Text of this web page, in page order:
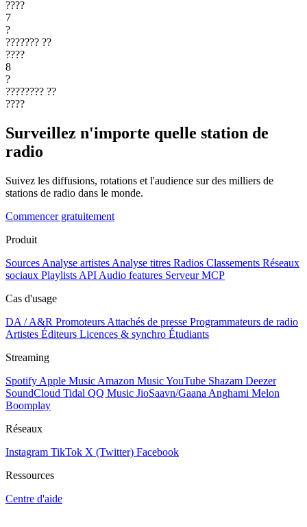
????
7
?
??????? ??
????
8
?
???????? ??
????
Surveillez n'importe quelle station de
radio
Suivez les diffusions, rotations et l'audience sur des milliers de
stations de radio dans le monde.
Commencer gratuitement
Produit
Sources Analyse artistes Analyse titres Radios Classements Réseaux
sociaux Playlists API Audio features Serveur MCP
Cas d'usage
DA / A&R Promoteurs Attachés de presse Programmateurs de radio
Artistes Éditeurs Licences & synchro Étudiants
Streaming
Spotify Apple Music Amazon MusicYouTube Shazam Deezer
SoundCloud Tidal QQ Music JioSaavn/Gaana Anghami Melon
Boomplay
Réseaux
Instagram TikTok X (Twitter) Facebook
Ressources
Centre d'aide